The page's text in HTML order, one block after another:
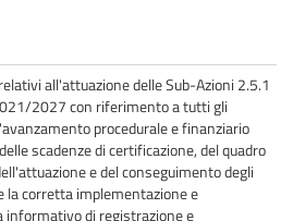
all'attuazione delle Sub-Azioni 2.5.1
2027 con riferimento a tutti gli
procedurale e finanziario
scadenze di certificazione, del quadro
e del conseguimento degli
la corretta implementazione e
di registrazione e